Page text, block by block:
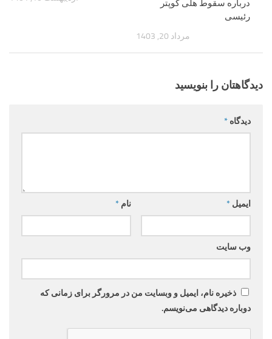
درباره سقوط هلی کوپتر
رئیسی
مرداد 20, 1403
دیدگاهتان را بنویسید
دیدگاه *
نام * ایمیل *
وب‌ سایت
ذخیره نام، ایمیل و وبسایت من در مرورگر برای زمانی که
دوباره دیدگاهی می‌نویسم.